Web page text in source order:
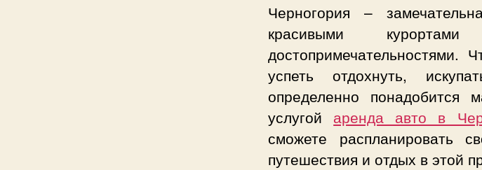
Черногория –
красивыми
достопримечательностями.
успеть отдохнуть,
определенно понадобится
услугой аренда авто в
сможете распланировать
путешествия и отдых в этой